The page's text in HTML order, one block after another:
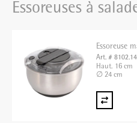
Essoreuses à
Essoreuse
Art. #
Haut. 16 cm
∅ 24 cm